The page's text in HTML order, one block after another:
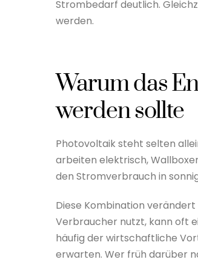
Strombedarf deutlich.
werden.
Warum das
werden sollte
Photovoltaik steht selten
arbeiten elektrisch,
den Stromverbrauch in
Diese Kombination
Verbraucher nutzt, kann oft
häufig der wirtschaftliche
erwarten. Wer früh darüber